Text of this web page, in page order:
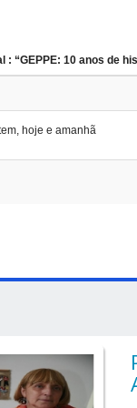
: “GEPPE: 10 anos de
hoje e amanhã
e lançamento do
diferentes contextos e
e psicopedagógicos